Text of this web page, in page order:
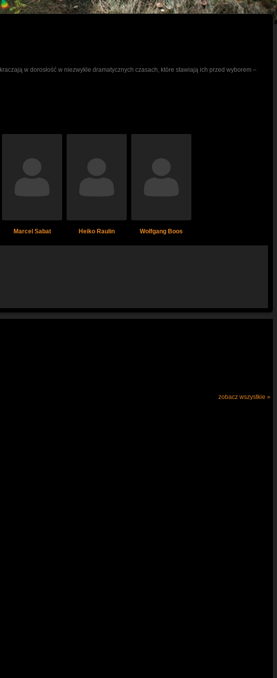
w dorosłość w niezwykle dramatycznych czasach, które stawiają ich przed wyborem –
Marcel Sabat Heiko Raulin Wolfgang Boos
zobacz wszystkie »